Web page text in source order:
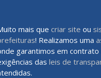
mais que criar site ou
! Realizamos uma
garantimos em contrato
das leis de